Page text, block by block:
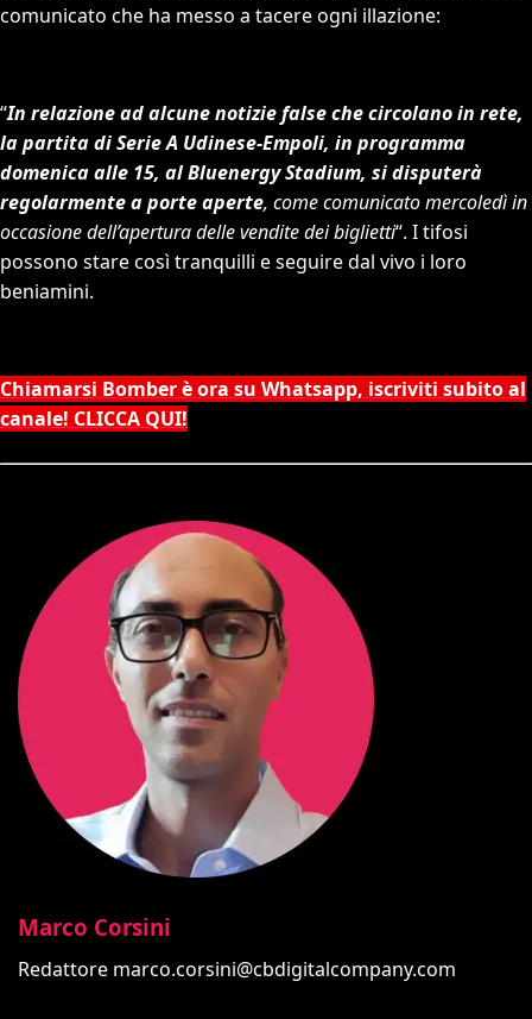
comunicato che ha messo a tacere ogni illazione:
“In relazione ad alcune notizie false che circolano in rete,
la partita di Serie A Udinese-Empoli, in programma
domenica alle 15, al Bluenergy Stadium, si disputerà
regolarmente a porte aperte, come comunicato mercoledì in
occasione dell’apertura delle vendite dei biglietti“. I tifosi
possono stare così tranquilli e seguire dal vivo i loro
beniamini.
Chiamarsi Bomber è ora su Whatsapp, iscriviti subito al
canale! CLICCA QUI!
Marco Corsini
Redattore marco.corsini@cbdigitalcompany.com